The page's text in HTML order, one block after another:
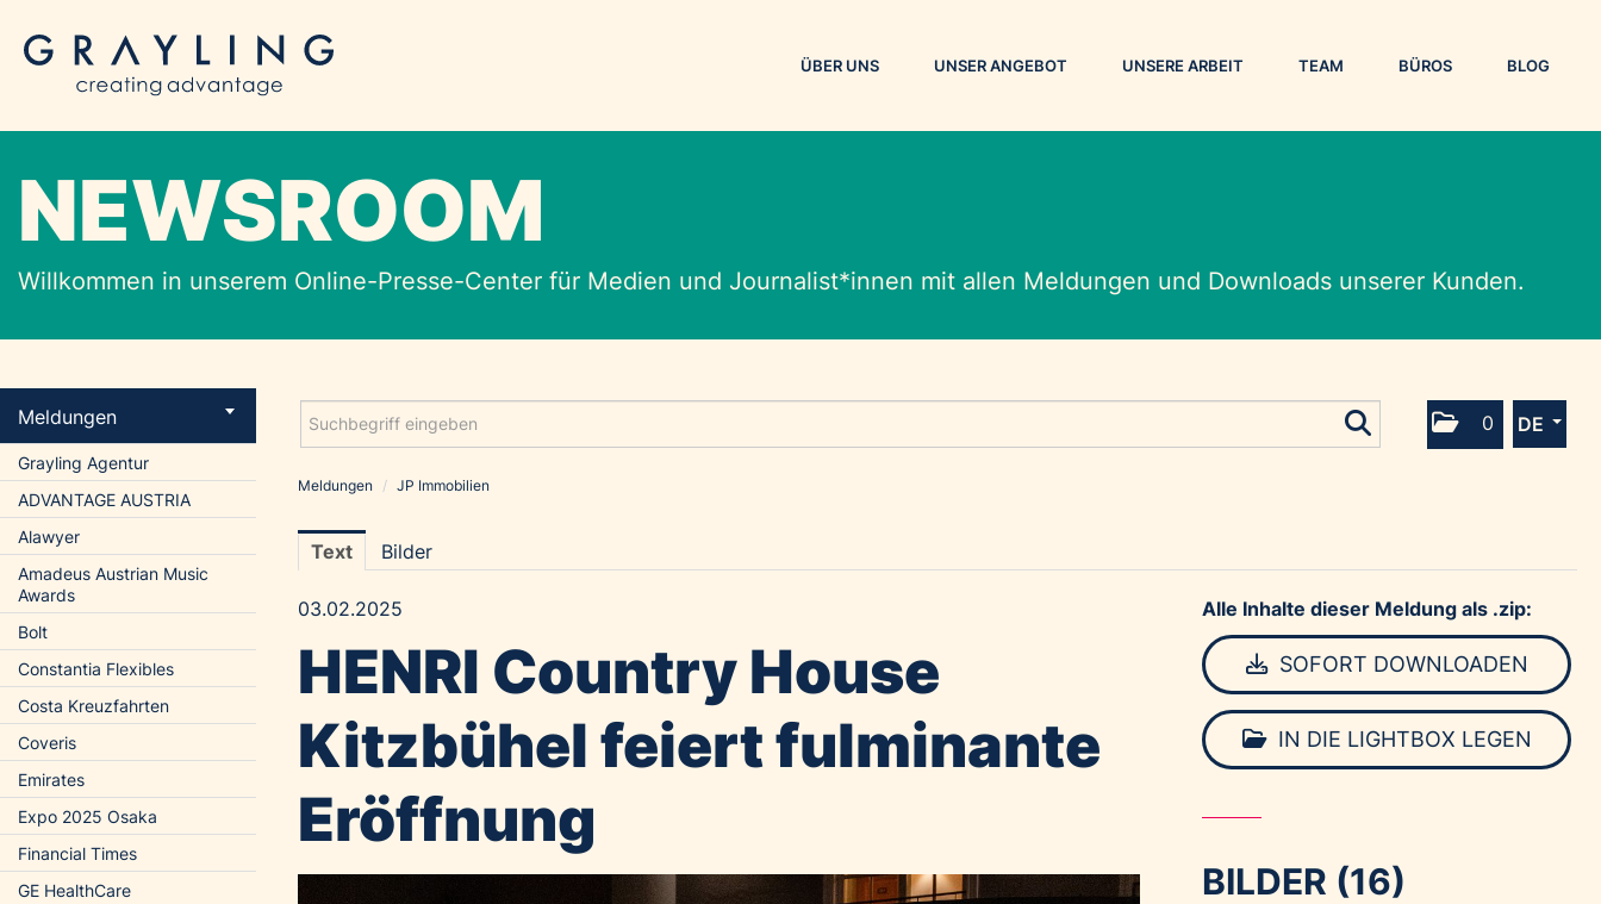
ÜBER UNS UNSER ANGEBOT UNSERE ARBEIT TEAM BÜROS BLOG
NEWSROOM
Willkommen in unserem Online-Presse-Center für Medien und Journalist*innen mit allen Meldungen und Downloads unserer Kunden.
0 DE
Meldungen
Grayling Agentur
ADVANTAGE AUSTRIA
Alawyer
Amadeus Austrian Music
Awards
Bolt
Constantia Flexibles
Costa Kreuzfahrten
Coveris
Emirates
Expo 2025 Osaka
Financial Times
GE HealthCare
Meldungen / JP Immobilien
Text Bilder
03.02.2025
HENRI Country House
Kitzbühel feiert fulminante
Eröffnung
Alle Inhalte dieser Meldung als .zip:
SOFORT DOWNLOADEN
IN DIE LIGHTBOX LEGEN
BILDER (16)